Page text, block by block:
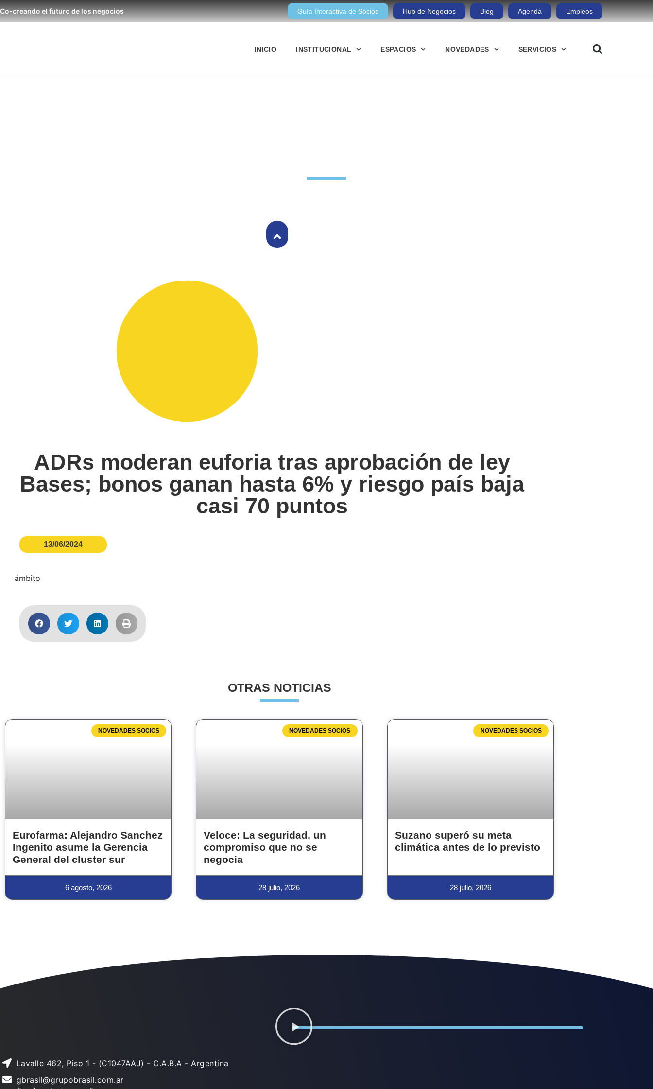
Co-creando el futuro de los negocios Guía Interactiva de Socios Hub de Negocios Blog Agenda Empleos
INICIO INSTITUCIONAL ESPACIOS NOVEDADES SERVICIOS
ADRs moderan euforia tras aprobación de ley
Bases; bonos ganan hasta 6% y riesgo país baja
casi 70 puntos
13/06/2024
ámbito
OTRAS NOTICIAS
NOVEDADES SOCIOS
Eurofarma: Alejandro Sanchez
Ingenito asume la Gerencia
General del cluster sur
6 agosto, 2026
NOVEDADES SOCIOS
Veloce: La seguridad, un
compromiso que no se
negocia
28 julio, 2026
NOVEDADES SOCIOS
Suzano superó su meta
climática antes de lo previsto
28 julio, 2026
Lavalle 462, Piso 1 - (C1047AAJ) - C.A.B.A - Argentina
gbrasil@grupobrasil.com.ar